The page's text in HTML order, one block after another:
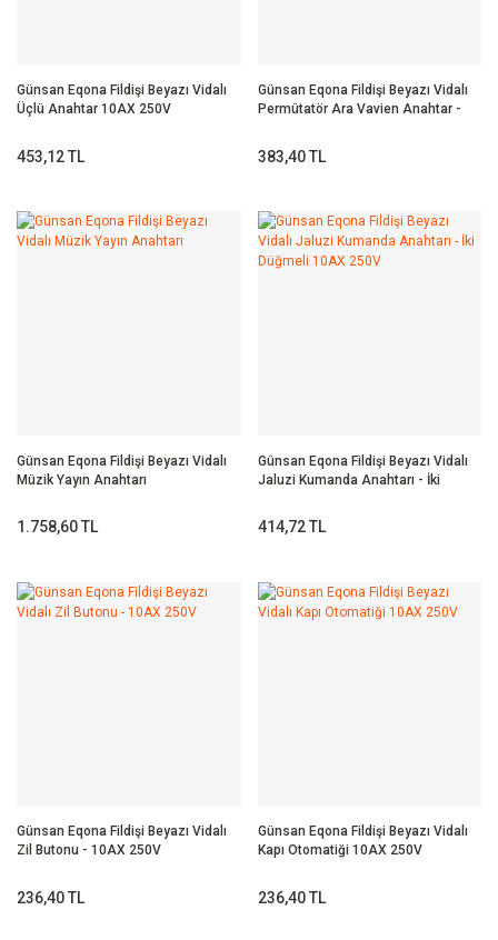
Günsan Eqona Fildişi Beyazı Vidalı
Üçlü Anahtar 10AX 250V
453,12 TL
Günsan Eqona Fildişi Beyazı Vidalı
Permütatör Ara Vavien Anahtar -
383,40 TL
Günsan Eqona Fildişi Beyazı Vidalı
Müzik Yayın Anahtarı
1.758,60 TL
Günsan Eqona Fildişi Beyazı Vidalı
Jaluzi Kumanda Anahtarı - İki
414,72 TL
Günsan Eqona Fildişi Beyazı Vidalı
Zil Butonu - 10AX 250V
236,40 TL
Günsan Eqona Fildişi Beyazı Vidalı
Kapı Otomatiği 10AX 250V
236,40 TL